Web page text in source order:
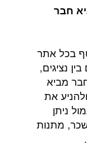
חבר
בכל אתר
נציגים,
מביא
את
ניתן
מתנות